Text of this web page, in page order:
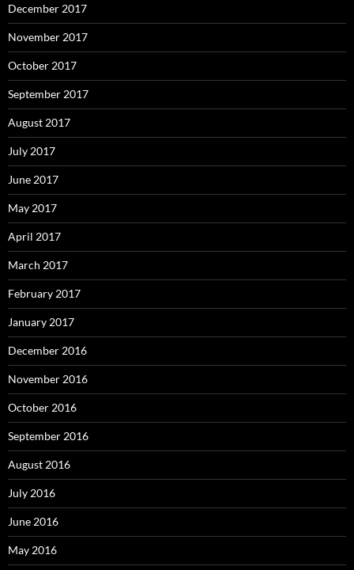
December 2017
November 2017
October 2017
September 2017
August 2017
July 2017
June 2017
May 2017
April 2017
March 2017
February 2017
January 2017
December 2016
November 2016
October 2016
September 2016
August 2016
July 2016
June 2016
May 2016